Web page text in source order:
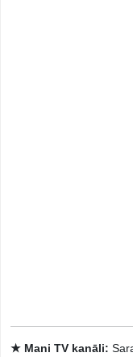
★ Mani TV kanāli: